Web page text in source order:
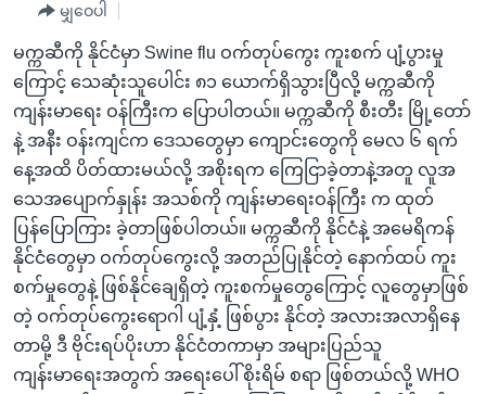
အကြောင်းအရာ
ကျော်
ကြည့်
ရန်
ပင်မ
အ
ညွန်း
စာမျက်နှာ
ကျော်
ကြည့်
အစ္စရေး-ပါလက်စတိုင်း
ရပ်ဝန်းတခု လမ်းတခု အလွန်
အင်္ဂလိပ်စာလေ့လာမယ်
အမေရိကန်သုံးအီဒီယံ
မကြေးမုံရဲ့ အင်္ဂလိပ်စာ
ရုပ်ရှင်ထဲက အင်္ဂလိပ်စာ
သုတပဒေသာ အင်္ဂလိပ်စာ
အပတ်စဉ်ကဏ္ဍများ
ရေဒီယို
တီဗွီ
ရေဒီယိုနှင့်ရုပ်သံ အချက်အလက်များ
ရေဒီယို/တီဗွီအစီအစဉ်
Learning English
ဗွီအိုအေ လူမှုကွန်ယက်များ
မျှဝေပါ
မက္ကဆီကို နိုင်ငံမှာ Swine flu ဝက်တုပ်ကွေး ကူးစက် ပျံ့ပွားမှု
ကြောင့် သေဆုံးသူပေါင်း ၈၁ ယောက်ရှိသွားပြီလို့ မက္ကဆီကို
ကျန်းမာရေး ဝန်ကြီးက ပြောပါတယ်။ မက္ကဆီကို စီးတီး မြို့တော်
နဲ့ အနီး ဝန်းကျင်က ဒေသတွေမှာ ကျောင်းတွေကို မေလ ၆ ရက်
နေ့အထိ ပိတ်ထားမယ်လို့ အစိုးရက ကြေငြာခဲ့တာနဲ့အတူ လူအ
သေအပျောက်နှုန်း အသစ်ကို ကျန်းမာရေးဝန်ကြီး က ထုတ်
ပြန်ပြောကြား ခဲ့တာဖြစ်ပါတယ်။ မက္ကဆီကို နိုင်ငံနဲ့ အမေရိကန်
နိုင်ငံတွေမှာ ဝက်တုပ်ကွေးလို့ အတည်ပြုနိုင်တဲ့ နောက်ထပ် ကူး
စက်မှုတွေနဲ့ ဖြစ်နိုင်ချေရှိတဲ့ ကူးစက်မှုတွေကြောင့် လူတွေမှာဖြစ်
တဲ့ ဝက်တုပ်ကွေးရောဂါ ပျံ့နှံ့ ဖြစ်ပွား နိုင်တဲ့ အလားအလာရှိနေ
တာမို့ ဒီ ဗိုင်းရပ်ပိုးဟာ နိုင်ငံတကာမှာ အများပြည်သူ
ကျန်းမာရေးအတွက် အရေးပေါ် စိုးရိမ် စရာ ဖြစ်တယ်လို့ WHO